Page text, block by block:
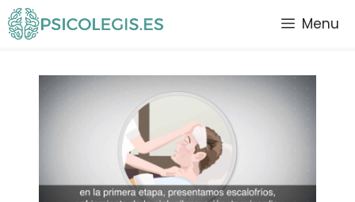
Saltar
al
Menu